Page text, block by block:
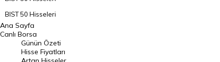
BIST 50 Hisseleri
BIST 100 Hisseleri
En Çok Artan Hisseler
Ana Sayfa
Canlı Borsa
Günün Özeti
Hisse Fiyatları